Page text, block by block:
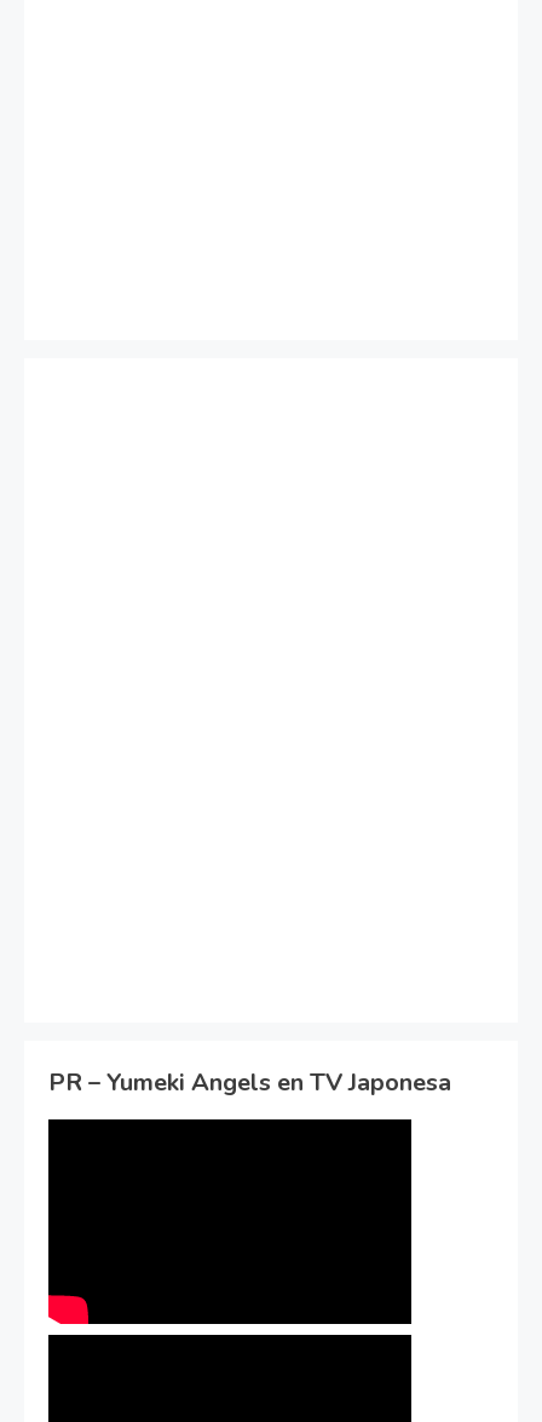
PR – Yumeki Angels en TV Japonesa